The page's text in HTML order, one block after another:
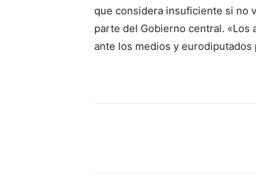
que considera insuficiente si no
parte del Gobierno central. «Los
ante los medios y